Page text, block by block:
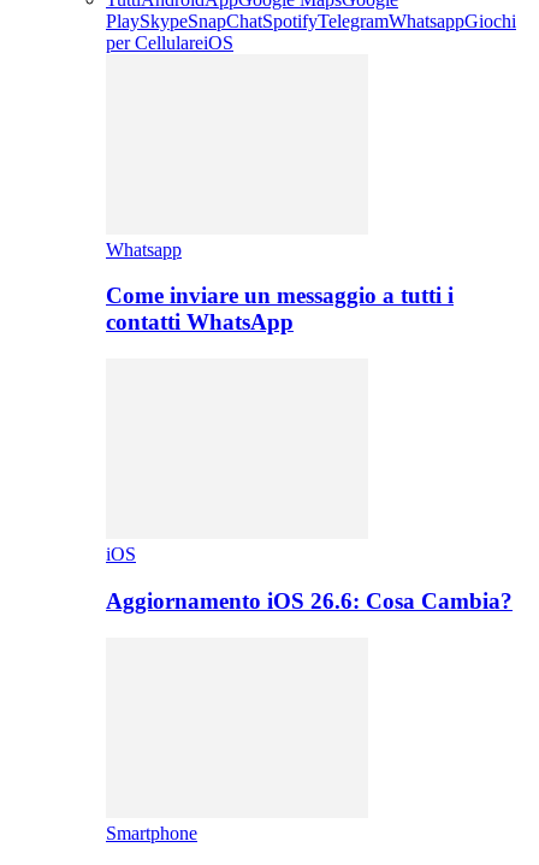
PlaySkypeSnapChatSpotifyTelegramWhatsappGiochi
per CellulareiOS
Whatsapp
Come inviare un messaggio a tutti i
contatti WhatsApp
iOS
Aggiornamento iOS 26.6: Cosa Cambia?
Smartphone